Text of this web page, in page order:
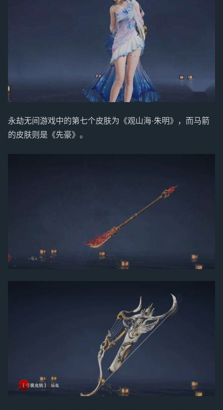
永劫无间游戏中的第七个皮肤为《观山海·朱明》，而马箭
的皮肤则是《先豪》。